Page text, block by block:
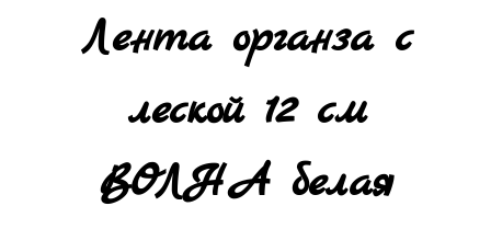
Лента органза с
леской 12 см
ВОЛНА белая